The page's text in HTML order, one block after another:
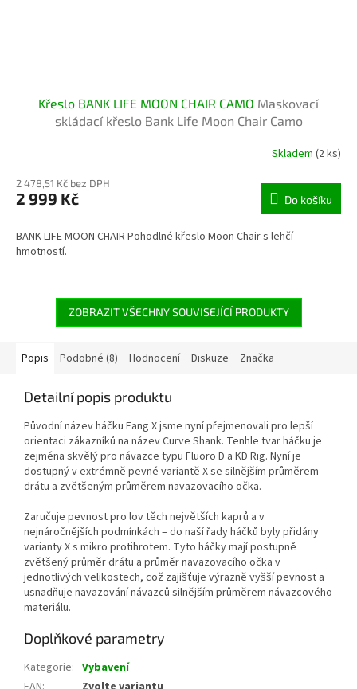
Křeslo BANK LIFE MOON CHAIR CAMO Maskovací
skládací křeslo Bank Life Moon Chair Camo
Skladem (2 ks)
2 478,51 Kč bez DPH
2 999 Kč Do košíku
BANK LIFE MOON CHAIR Pohodlné křeslo Moon Chair s lehčí
hmotností.
ZOBRAZIT VŠECHNY SOUVISEJÍCÍ PRODUKTY
Popis Podobné (8) Hodnocení Diskuze Značka
Detailní popis produktu
Původní název háčku Fang X jsme nyní přejmenovali pro lepší
orientaci zákazníků na název Curve Shank. Tenhle tvar háčku je
zejména skvělý pro návazce typu Fluoro D a KD Rig. Nyní je
dostupný v extrémně pevné variantě X se silnějším průměrem
drátu a zvětšeným průměrem navazovacího očka.
Zaručuje pevnost pro lov těch největších kaprů a v
nejnáročnějších podmínkách – do naší řady háčků byly přidány
varianty X s mikro protihrotem. Tyto háčky mají postupně
zvětšený průměr drátu a průměr navazovacího očka v
jednotlivých velikostech, což zajišťuje výrazně vyšší pevnost a
usnadňuje navazování návazců silnějším průměrem návazcového
materiálu.
Doplňkové parametry
Kategorie: Vybavení